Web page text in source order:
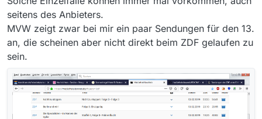
seitens des Anbieters.
MVW zeigt zwar bei mir ein paar Sendungen für den 13.
an, die scheinen aber nicht direkt beim ZDF gelaufen zu
sein.